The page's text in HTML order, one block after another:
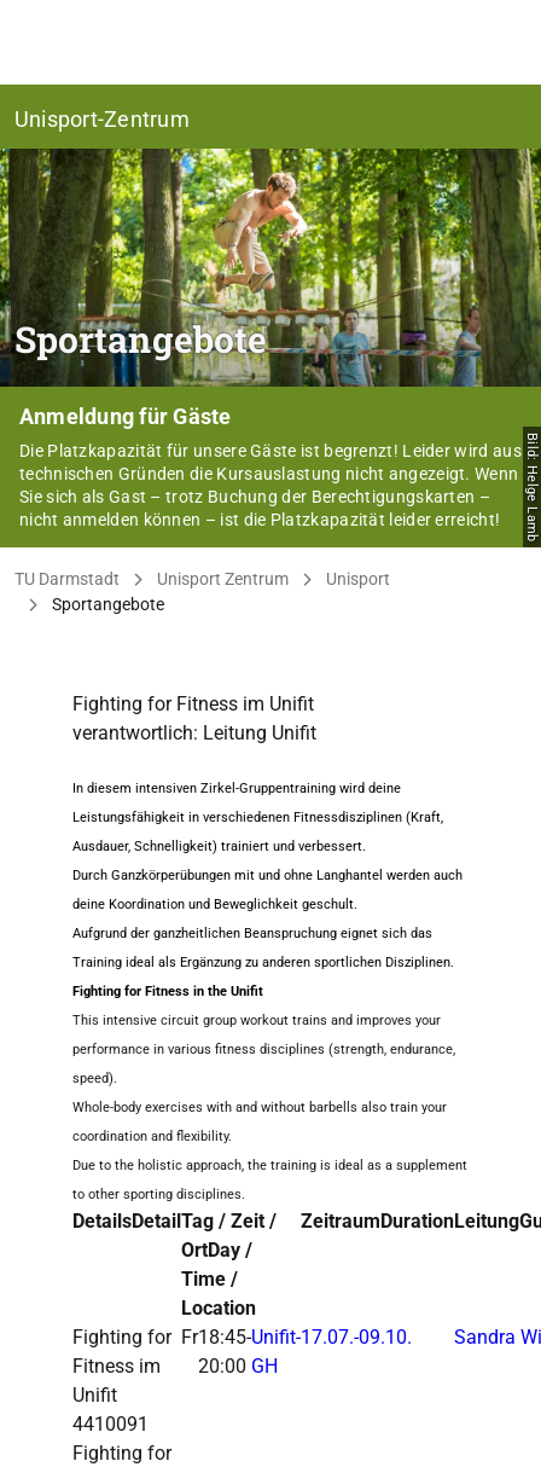
Unisport-Zentrum
Sportangebote
Anmeldung für Gäste
Die Platzkapazität für unsere Gäste ist begrenzt! Leider wird aus
technischen Gründen die Kursauslastung nicht angezeigt. Wenn
Sie sich als Gast – trotz Buchung der Berechtigungskarten –
nicht anmelden können – ist die Platzkapazität leider erreicht!
Bild: Helge Lamb
Sie befinden sich hier:
TU Darmstadt Unisport Zentrum
Unisport
Sportangebote
Fighting for Fitness im Unifit
verantwortlich: Leitung Unifit
In diesem intensiven Zirkel-Gruppentraining wird deine
Leistungsfähigkeit in verschiedenen Fitnessdisziplinen (Kraft,
Ausdauer, Schnelligkeit) trainiert und verbessert.
Durch Ganzkörperübungen mit und ohne Langhantel werden auch
deine Koordination und Beweglichkeit geschult.
Aufgrund der ganzheitlichen Beanspruchung eignet sich das
Training ideal als Ergänzung zu anderen sportlichen Disziplinen.
Fighting for Fitness in the Unifit
This intensive circuit group workout trains and improves your
performance in various fitness disciplines (strength, endurance,
speed).
Whole-body exercises with and without barbells also train your
coordination and flexibility.
Due to the holistic approach, the training is ideal as a supplement
to other sporting disciplines.
DetailsDetailTag / Zeit /
OrtDay /
Time /
Location
ZeitraumDurationLeitung
Fighting for
Fitness im
Unifit
4410091
Fighting for
Fr18:45-
20:00
Unifit-
GH
17.07.-09.10. Sandra